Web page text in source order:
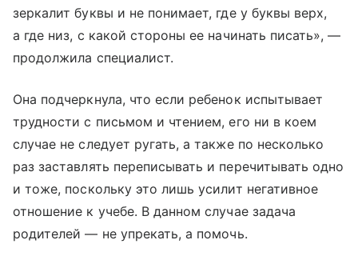
зеркалит буквы и не понимает, где у буквы верх,
а где низ, с какой стороны ее начинать писать», —
продолжила специалист.
Она подчеркнула, что если ребенок испытывает
трудности с письмом и чтением, его ни в коем
случае не следует ругать, а также по несколько
раз заставлять переписывать и перечитывать одно
и тоже, поскольку это лишь усилит негативное
отношение к учебе. В данном случае задача
родителей — не упрекать, а помочь.